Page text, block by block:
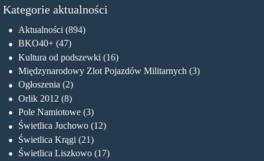
Kategorie aktualności
Aktualności (894)
BKO40+ (47)
Kultura od podszewki (16)
Międzynarodowy Zlot Pojazdów Militarnych (3)
Ogłoszenia (2)
Orlik 2012 (8)
Pole Namiotowe (3)
Świetlica Juchowo (12)
Świetlica Krągi (21)
Świetlica Liszkowo (17)